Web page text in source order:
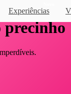
Experiências
precinho